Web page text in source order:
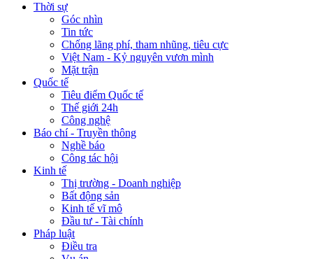
Thời sự
Góc nhìn
Tin tức
Chống lãng phí, tham nhũng, tiêu cực
Việt Nam - Kỷ nguyên vươn mình
Mặt trận
Quốc tế
Tiêu điểm Quốc tế
Thế giới 24h
Công nghệ
Báo chí - Truyền thông
Nghề báo
Công tác hội
Kinh tế
Thị trường - Doanh nghiệp
Bất động sản
Kinh tế vĩ mô
Đầu tư - Tài chính
Pháp luật
Điều tra